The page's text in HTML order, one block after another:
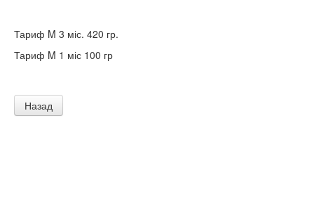
Тариф M 3 міс. 420 гр.
Тариф M 1 міс 100 гр
Назад